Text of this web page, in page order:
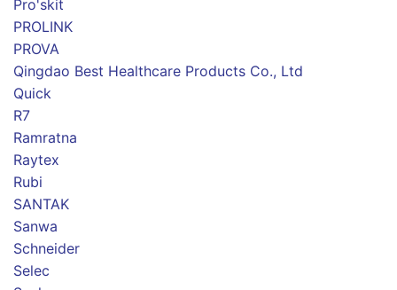
Pro'skit
PROLINK
PROVA
Qingdao Best Healthcare Products Co., Ltd
Quick
R7
Ramratna
Raytex
Rubi
SANTAK
Sanwa
Schneider
Selec